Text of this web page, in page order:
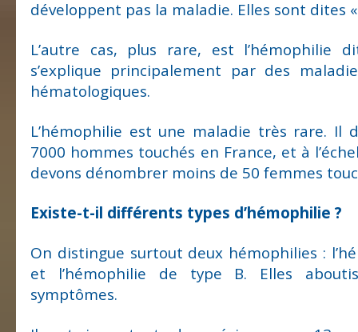
développent pas la maladie. Elles sont dites
L’autre cas, plus rare, est l’hémophilie
s’explique principalement par des
hématologiques.
L’hémophilie est une maladie très rare. Il
7000 hommes touchés en France, et à
devons dénombrer moins de 50 femmes
Existe-t-il différents types d’hémophilie ?
On distingue surtout deux hémophilies :
et l’hémophilie de type B. Elles
symptômes.